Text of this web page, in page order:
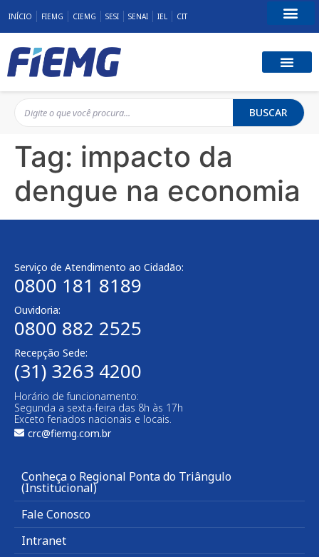
INÍCIO FIEMG CIEMG SESI SENAI IEL CIT
BUSCAR
Tag: impacto da
dengue na economia
Serviço de Atendimento ao Cidadão:
0800 181 8189
Ouvidoria:
0800 882 2525
Recepção Sede:
(31) 3263 4200
Horário de funcionamento:
Segunda a sexta-feira das 8h às 17h
Exceto feriados nacionais e locais.
crc@fiemg.com.br
Conheça o Regional Ponta do Triângulo
(Institucional)
Fale Conosco
Intranet